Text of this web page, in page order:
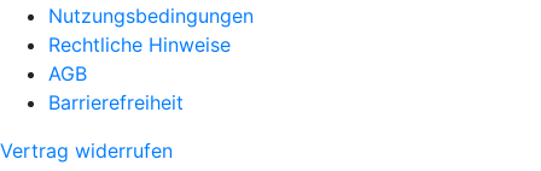
Nutzungsbedingungen
Rechtliche Hinweise
AGB
Barrierefreiheit
Vertrag widerrufen